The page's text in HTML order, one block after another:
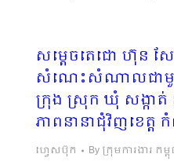
សម្តេចតេជោ ហ៊ុន ស
សំណេះសំណាលជាមួយ
ក្រុង ស្រុក ឃុំ សង្កាត់
ភាពនានាជុំវិញខេត្ត
ហ្វេសប៊ុក By ក្រុមការងារ កម្